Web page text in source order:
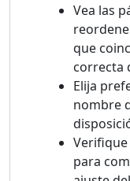
Vea las
que
correcta
Elija
nombre
para